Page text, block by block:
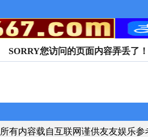
SORRY您访问的页面内容弄丢了！
所有内容载自互联网谨供友友娱乐参